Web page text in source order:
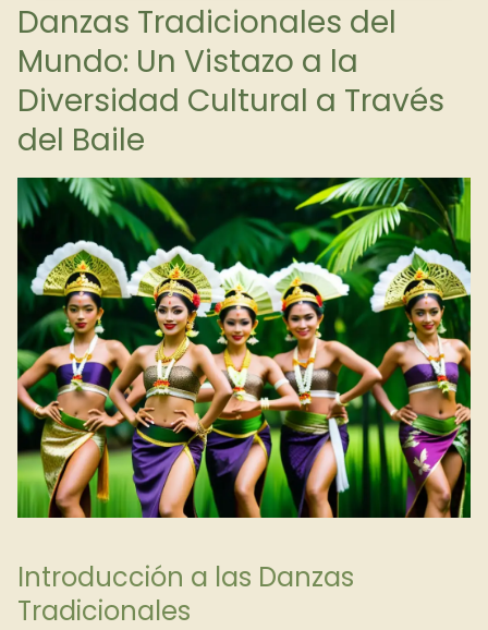
Danzas Tradicionales del
Mundo: Un Vistazo a la
Diversidad Cultural a Través
del Baile
Introducción a las Danzas
Tradicionales